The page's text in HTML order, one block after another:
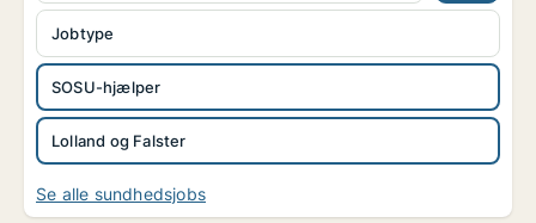
SOSU-hjælper
Lolland og Falster
Jobtype
Se alle sundhedsjobs